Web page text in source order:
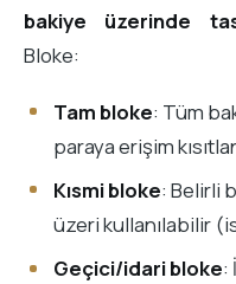
bakiye üzerinde
Bloke:
Tam bloke: Tüm
paraya erişim
Kısmi bloke: Belirli
üzeri kullanılabilir
Geçici/idari bloke: